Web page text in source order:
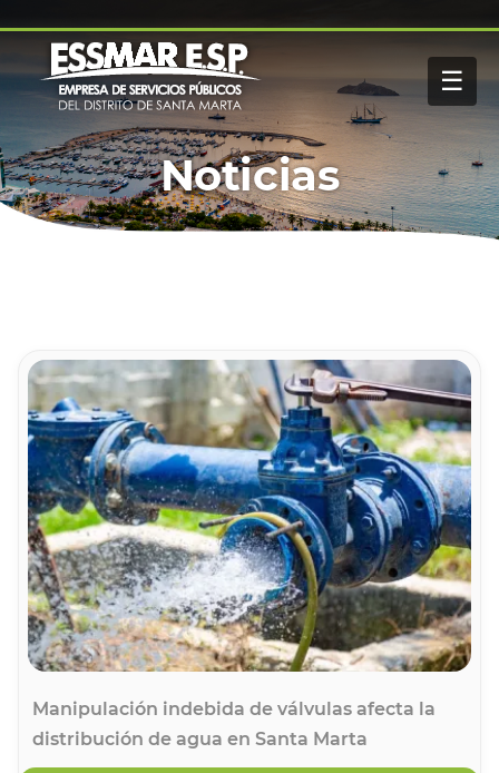
Buscar
☰
Navegación
principal
Inicio
Nosotros
Servicios
Paga tu factura
Noticias
Noticias
Manipulación indebida de válvulas afecta la
distribución de agua en Santa Marta